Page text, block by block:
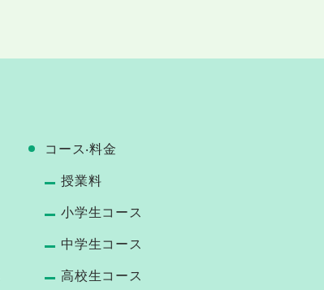
コース‧料⾦
授業料
小学生コース
中学生コース
高校生コース